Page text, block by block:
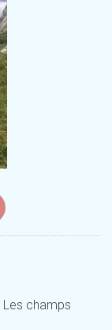
Les champs